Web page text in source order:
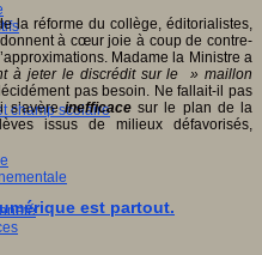
champ scolaire
la réforme du collège, éditorialistes,
à cœur joie à coup de contre-
Madame la Ministre a
à jeter le discrédit sur le » maillon
pas besoin. Ne fallait-il pas
s’avèreinefficace sur le plan de la
issus de milieux défavorisés,
est partout.